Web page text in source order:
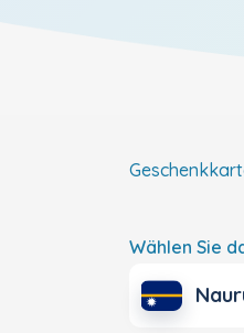
Wählen Sie